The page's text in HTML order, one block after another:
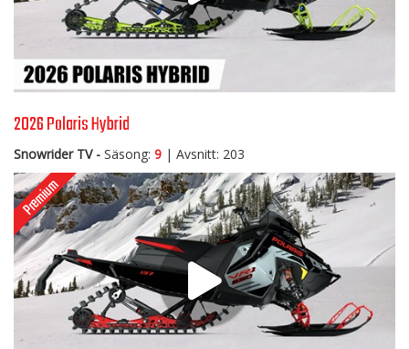
2026 Polaris Hybrid
Snowrider TV - Säsong: 9 | Avsnitt: 203